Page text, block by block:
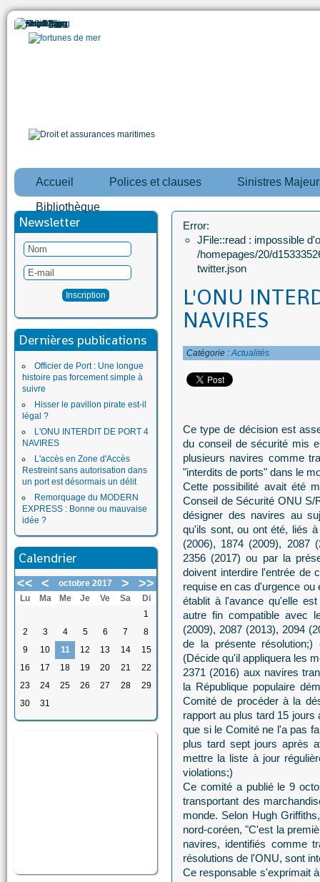
Accueil Polices et clauses Sinistres
Bibliothèque
Newsletter
Dernières publications
Officier de Port : Une longue
histoire pas forcement simple à
suivre
Hisser le pavillon pirate est-il
légal ?
L'ONU INTERDIT DE PORT 4
NAVIRES
L'accès en Zone d'Accès
Restreint sans autorisation dans
un port est désormais un délit
Remorquage du MODERN
EXPRESS : Bonne ou mauvaise
idée ?
Calendrier
<< < octobre 2017 > >>
Lu Ma Me Je Ve Sa
Di
1
2
3 4 5 6 7
8
9
10 11 12 13 14
15
16
17 18 19 20 21
22
23
24 25 26 27 28
29
30
31
Error:
JFile::read : impossible
/homepages/20/
twitter.json
L'ONU
NAVIRES
Catégorie :Actualités
Ce type de décision est
du conseil de sécurité mis
plusieurs navires comme
"interdits de ports" dans le
Cette possibilité avait été
Conseil de Sécurité ONU S/
désigner des navires au
qu'ils sont, ou ont été, liés
(2006), 1874 (2009), 2087
2356 (2017) ou par la
doivent interdire l'entrée de
requise en cas d'urgence ou
établit à l'avance qu'elle
autre fin compatible avec
(2009), 2087 (2013), 2094
de la présente
(Décide qu'il appliquera les
2371 (2016) aux navires
la République populaire
Comité de procéder à la
rapport au plus tard 15 jours
que si le Comité ne l'a pas
plus tard sept jours après
mettre la liste à jour
violations;)
Ce comité a publié le 9
transportant des
monde. Selon Hugh
nord-coréen, "C'est la
navires, identifiés comme
résolutions de l'ONU, sont
Ce responsable s'exprimait